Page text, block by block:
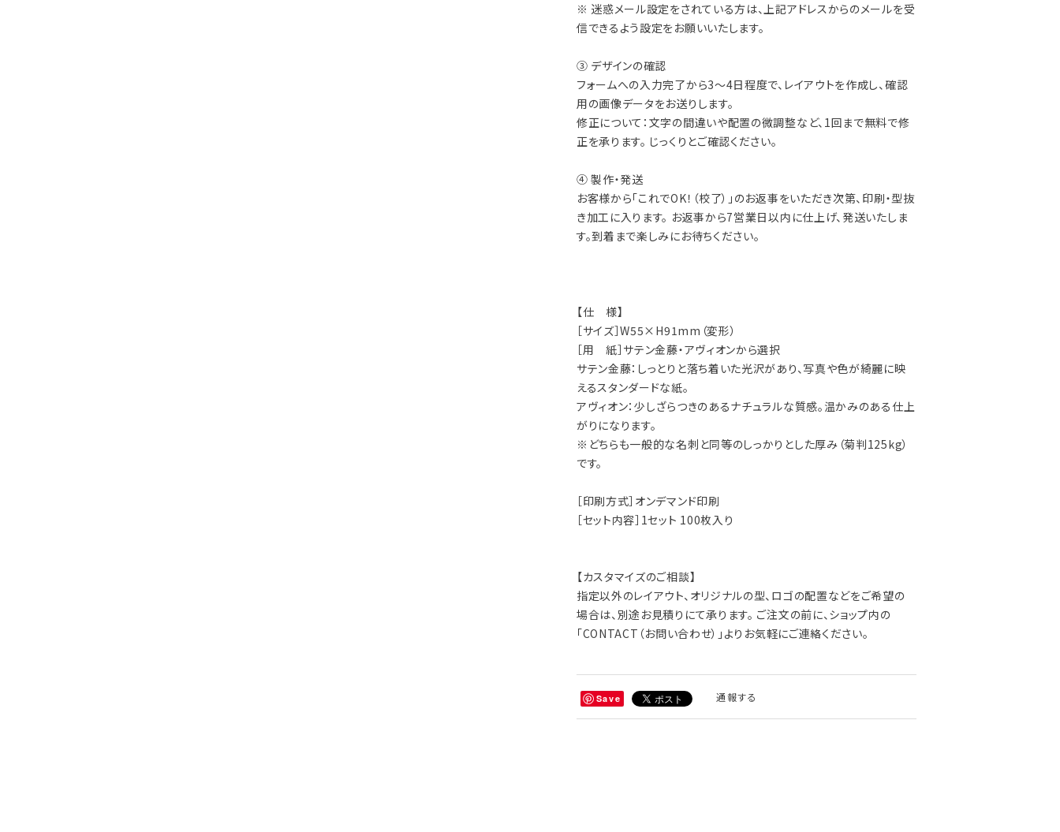
※ 迷惑メール設定をされている方は、上記アドレスからのメールを受
信できるよう設定をお願いいたします。
③ デザインの確認
フォームへの入力完了から3〜4日程度で、レイアウトを作成し、確認
用の画像データをお送りします。
修正について：文字の間違いや配置の微調整など、1回まで無料で修
正を承ります。 じっくりとご確認ください。
④ 製作・発送
お客様から「これでOK！（校了）」のお返事をいただき次第、印刷・型抜
き加工に入ります。 お返事から7営業日以内に仕上げ、発送いたしま
す。到着まで楽しみにお待ちください。
【仕 様】
［サイズ］W55×H91mm（変形）
［用 紙］サテン金藤・アヴィオンから選択
サテン金藤：しっとりと落ち着いた光沢があり、写真や色が綺麗に映
えるスタンダードな紙。
アヴィオン：少しざらつきのあるナチュラルな質感。温かみのある仕上
がりになります。
※どちらも一般的な名刺と同等のしっかりとした厚み（菊判125kg）
です。
［印刷方式］オンデマンド印刷
［セット内容］1セット 100枚入り
【カスタマイズのご相談】
指定以外のレイアウト、オリジナルの型、ロゴの配置などをご希望の
場合は、別途お見積りにて承ります。 ご注文の前に、ショップ内の
「CONTACT（お問い合わせ）」よりお気軽にご連絡ください。
Save 通報する